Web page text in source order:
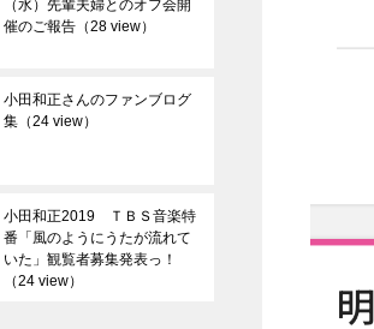
（水）先輩夫婦とのオフ会開
催のご報告（28 view）
小田和正さんのファンブログ
集（24 view）
小田和正2019 ＴＢＳ音楽特
番「風のようにうたが流れて
いた」観覧者募集発表っ！
（24 view）